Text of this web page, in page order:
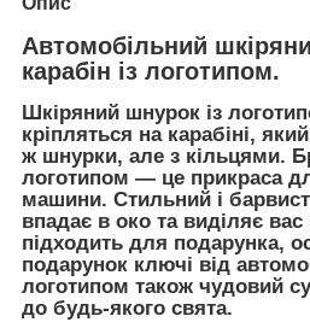
Автомобільний
карабін із логотипом.
Шкіряний шнурок із
кріпляться на карабіні,
ж шнурки, але з кільцями.
логотипом — це прикраса
машини. Стильний і
впадає в око та виділяє вас
підходить для подарунка,
подарунок ключі від
логотипом також чудовий
до будь-якого свята.